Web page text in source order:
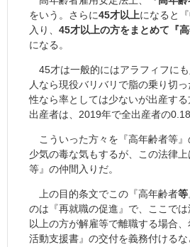
をいう。さらに45才以上になると『
入り、 45才以上の方をまとめて『高
になる。
45才は一般的にはアラフィフに
人なら現役バリバリで脂の乗り切
性なら率としては少ないが出産す
出産者は、2019年で全出産者の0.18
こういった方々を『高年齢者等』
少気の毒な気もするが、この法律
等』の仲間入りだ。
上の目的条文でこの『高年齢者等
のは『再就職の促進』で、ここで
以上の方が解雇等で離職する場合
活動支援書』の交付を義務付ける